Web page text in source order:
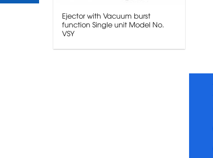
Ejector with Vacuum burst
function Single unit Model No.
VSY